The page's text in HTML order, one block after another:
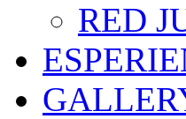
RED